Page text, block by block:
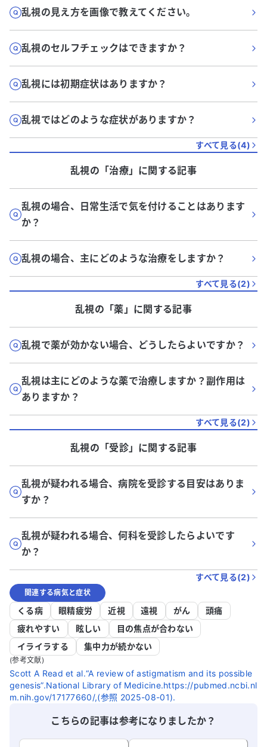
乱視の見え方を画像で教えてください。
乱視のセルフチェックはできますか？
乱視には初期症状はありますか？
乱視ではどのような症状がありますか？
すべて見る(4)
乱視の「治療」に関する記事
乱視の場合、日常生活で気を付けることはあります
か？
乱視の場合、主にどのような治療をしますか？
すべて見る(2)
乱視の「薬 」に関する記事
乱視で薬が効かない場合、どうしたらよいですか？
乱視は主にどのような薬で治療しますか？副作用は
ありますか？
すべて見る(2)
乱視の「受診」に関する記事
乱視が疑われる場合、病院を受診する目安はありま
すか？
乱視が疑われる場合、何科を受診したらよいです
か？
すべて見る(2)
関連する病気と症状
くる病 眼精疲労 近視 遠視 がん
頭痛
疲れやすい
眩しい
目の焦点が合わない
イライラする
集中力が続かない
(参考文献)
Scott A Read et al.“A review of astigmatism and its possible
genesis”.National Library of Medicine.https://pubmed.ncbi.nl
m.nih.gov/17177660/,(参照 2025-08-01).
こちらの記事は参考になりましたか？